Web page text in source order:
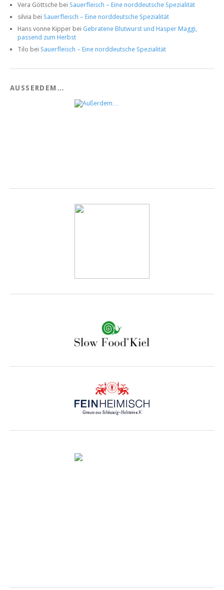
Vera Göttsche bei Sauerfleisch – Eine norddeutsche Spezialität
silvia bei Sauerfleisch – Eine norddeutsche Spezialität
Hans vonne Kipper bei Gebratene Blutwurst und Hasper Maggi,
passend zum Herbst
Tilo bei Sauerfleisch – Eine norddeutsche Spezialität
AUSSERDEM…